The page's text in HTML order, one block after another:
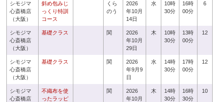
シモジマ
心斎橋店
（大阪）
斜め包みじ
っくり特訓
コース
くら
のう
2026
年10月
14日
水
10時
30分
16時
00分
6
シモジマ
心斎橋店
（大阪）
基礎クラス 関
2026
年10月
29日
木
10時
30分
13時
00分
12
シモジマ
心斎橋店
（大阪）
基礎クラス 関
2026
年9月9
日
水
14時
30分
17時
00分
12
シモジマ
心斎橋店
不織布を使
ったラッピ
関
2026
年10月
木
14時
30分
16時
30分
10